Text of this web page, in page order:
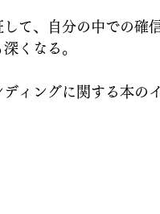
て、自分の中での確
くなる。
ィングに関する本の